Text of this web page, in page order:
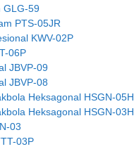
GLG-59
PTS-05JR
KWV-02P
06P
JBVP-09
JBVP-08
Heksagonal HSGN-05H
Heksagonal HSGN-03H
03
03P